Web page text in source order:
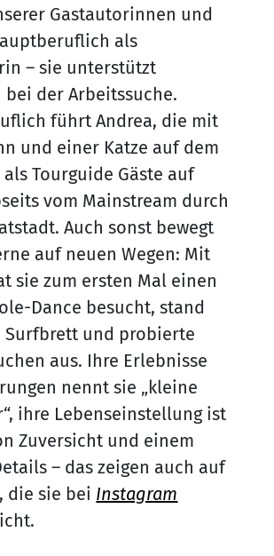
Gastautorinnen und
als
– sie unterstützt
bei der Arbeitssuche.
führt Andrea, die mit
und einer Katze auf dem
Tourguide Gäste auf
vom Mainstream durch
Auch sonst bewegt
auf neuen Wegen: Mit
sie zum ersten Mal einen
Dance besucht, stand
Surfbrett und probierte
aus. Ihre Erlebnisse
nennt sie „kleine
ihre Lebenseinstellung ist
Zuversicht und einem
– das zeigen auch auf
die sie bei Instagram